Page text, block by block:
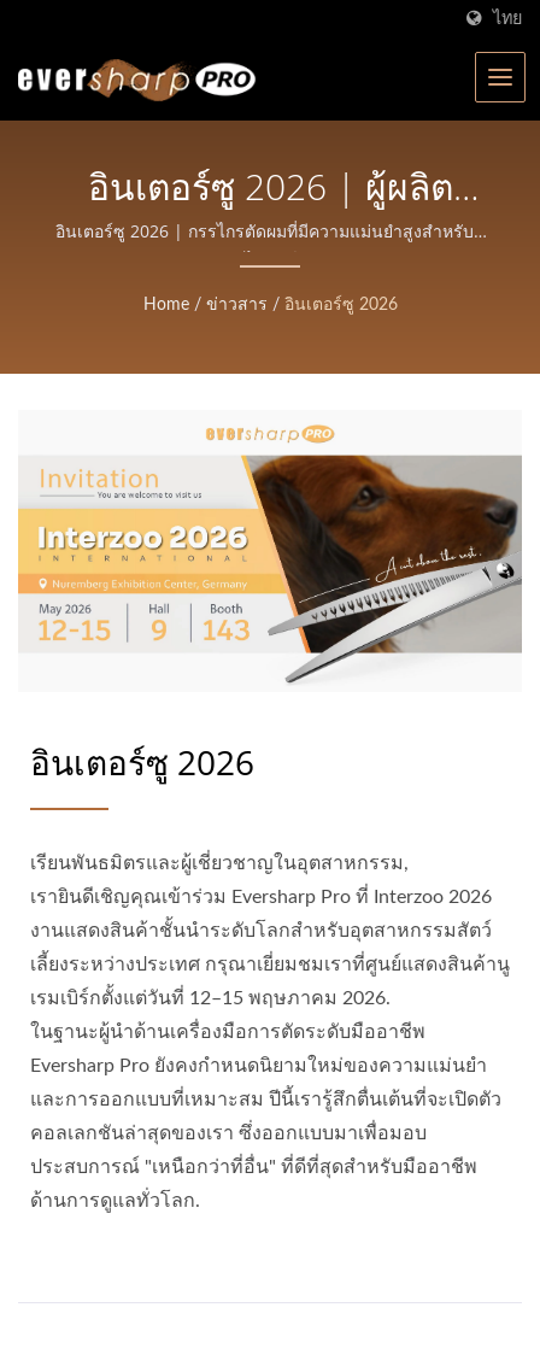
ไทย
อินเตอร์ซู 2026 | ผู้ผลิต
กรรไกรที่ได้รับการรับรอง
ISO ในไต้หวัน | Eversharp
Pro Company สำหรับ
กรรไกรมืออาชีพ
อินเตอร์ซู 2026 | กรรไกรตัดผมที่มีความแม่นยำสูงสำหรับส
ไตลิสต์
Home / ข่าวสาร / อินเตอร์ซู 2026
อินเตอร์ซู 2026
เรียนพันธมิตรและผู้เชี่ยวชาญในอุตสาหกรรม,
เรายินดีเชิญคุณเข้าร่วม Eversharp Pro ที่ Interzoo 2026
งานแสดงสินค้าชั้นนำระดับโลกสำหรับอุตสาหกรรมสัตว์
เลี้ยงระหว่างประเทศ กรุณาเยี่ยมชมเราที่ศูนย์แสดงสินค้านู
เรมเบิร์กตั้งแต่วันที่ 12–15 พฤษภาคม 2026.
ในฐานะผู้นำด้านเครื่องมือการตัดระดับมืออาชีพ
Eversharp Pro ยังคงกำหนดนิยามใหม่ของความแม่นยำ
และการออกแบบที่เหมาะสม ปีนี้เรารู้สึกตื่นเต้นที่จะเปิดตัว
คอลเลกชันล่าสุดของเรา ซึ่งออกแบบมาเพื่อมอบ
ประสบการณ์ "เหนือกว่าที่อื่น" ที่ดีที่สุดสำหรับมืออาชีพ
ด้านการดูแลทั่วโลก.